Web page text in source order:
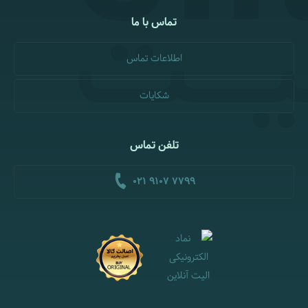
تماس با ما
اطلاعات تماس
شکایات
تلفن تماس
021 9107 7799